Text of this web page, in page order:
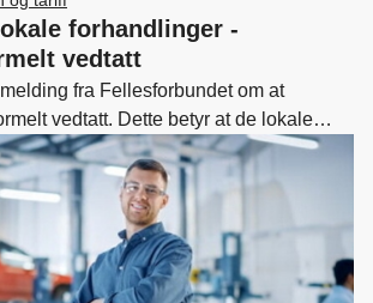
forhandlinger -
vedtatt
fra Fellesforbundet om at
vedtatt. Dette betyr at de lokale
starte for virksomheter bundet av